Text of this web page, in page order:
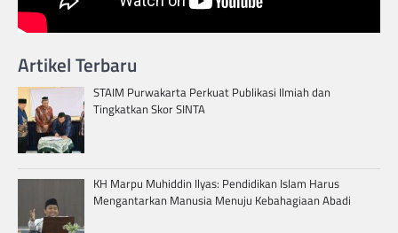
Artikel Terbaru
STAIM Purwakarta Perkuat Publikasi Ilmiah dan
Tingkatkan Skor SINTA
KH Marpu Muhiddin Ilyas: Pendidikan Islam Harus
Mengantarkan Manusia Menuju Kebahagiaan Abadi